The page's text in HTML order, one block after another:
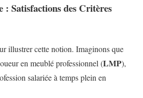
Satisfactions des Critères
illustrer cette notion. Imaginons que
en meublé professionnel (LMP),
salariée à temps plein en